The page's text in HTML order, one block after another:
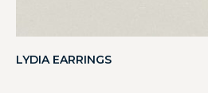
LYDIA EARRINGS